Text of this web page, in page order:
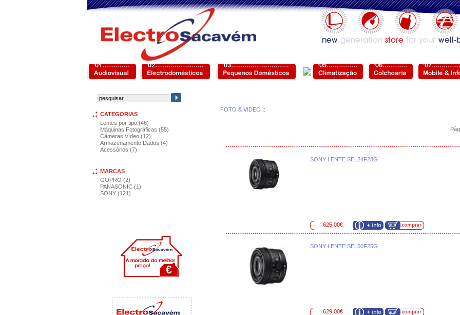
CATEGORIAS
Lentes por tipo (46)
Máquinas Fotográficas (55)
Câmeras Vídeo (12)
Armazenamento Dados (4)
Acessórios (7)
MARCAS
GOPRO (2)
PANASONIC (1)
SONY (121)
FOTO & VIDEO ::
SONY LENTE SEL24F28G
625,00€
SONY LENTE SEL50F25G
629,00€